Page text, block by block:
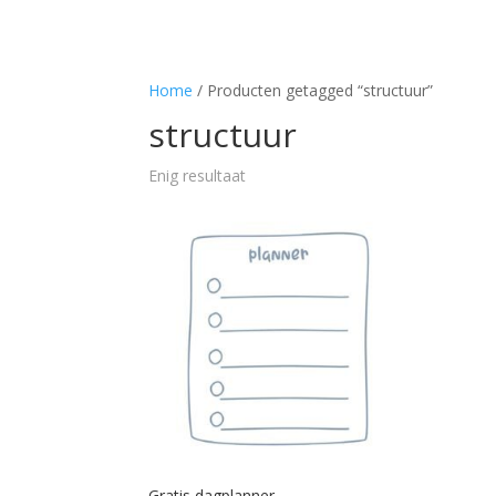
Home / Producten getagged “structuur”
structuur
Enig resultaat